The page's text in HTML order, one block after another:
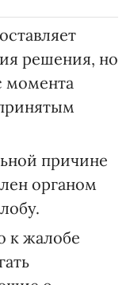
решения, но
момента
причине
органом
к жалобе